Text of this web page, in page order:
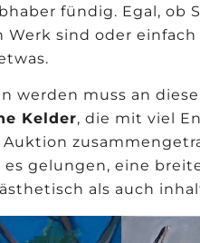
fündig. Egal, ob
sind oder
werden muss an
Kelder, die mit viel
gelungen, eine
als auch